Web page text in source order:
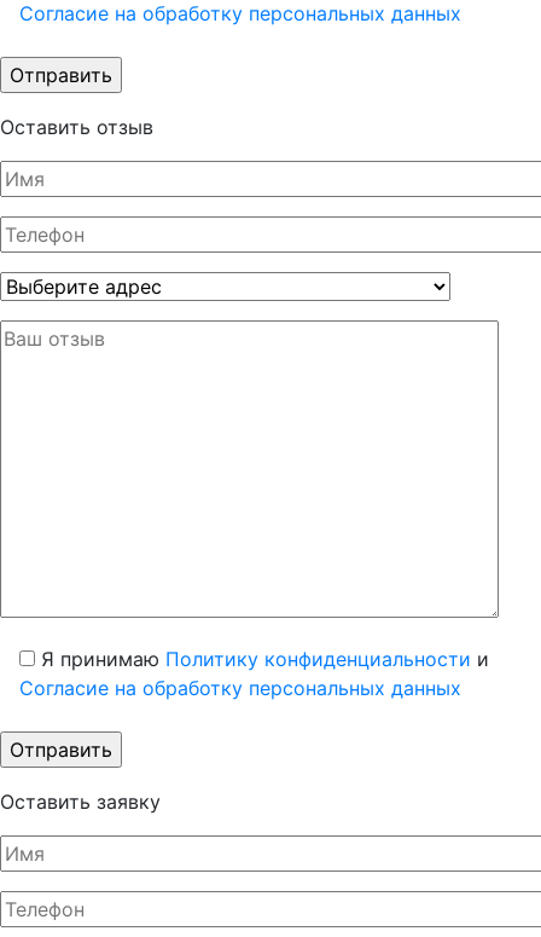
Согласие на обработку персональных данных
Оставить отзыв
Я принимаю Политику конфиденциальности и
Согласие на обработку персональных данных
Оставить заявку